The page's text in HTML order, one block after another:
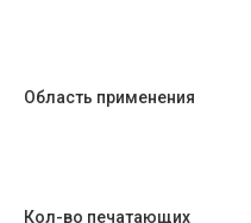
Область применения
Кол-во печатающих